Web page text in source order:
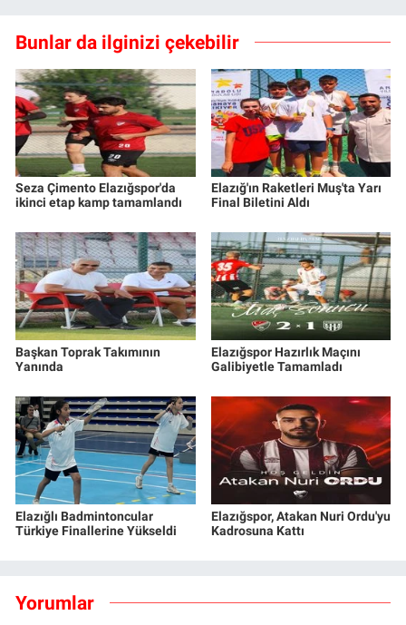
Bunlar da ilginizi çekebilir
Seza Çimento Elazığspor'da
ikinci etap kamp tamamlandı
Elazığ'ın Raketleri Muş'ta Yarı
Final Biletini Aldı
Başkan Toprak Takımının
Yanında
Elazığspor Hazırlık Maçını
Galibiyetle Tamamladı
Elazığlı Badmintoncular
Türkiye Finallerine Yükseldi
Elazığspor, Atakan Nuri Ordu'yu
Kadrosuna Kattı
Yorumlar